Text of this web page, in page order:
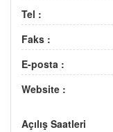
Tel :
Faks :
E-posta :
Website :
Açılış Saatleri